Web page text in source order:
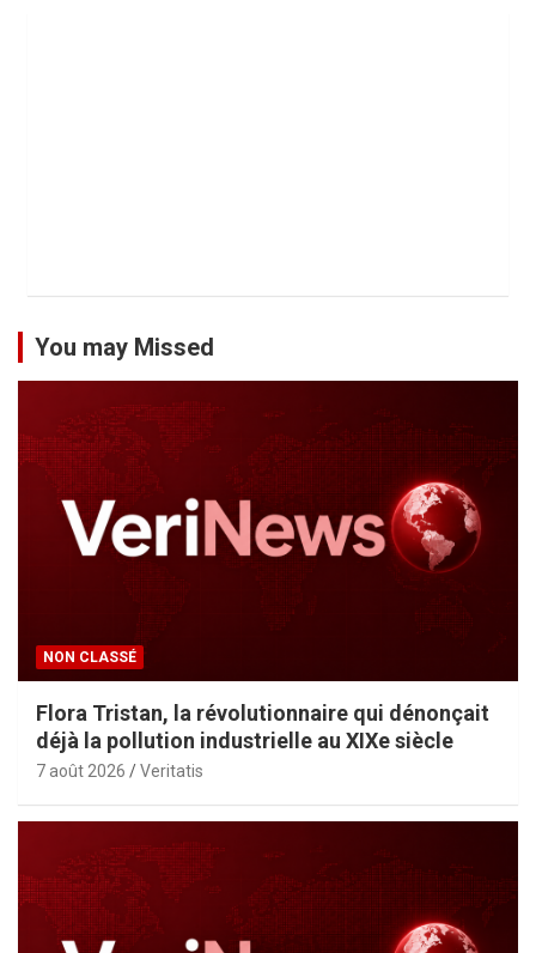
You may Missed
NON CLASSÉ
Flora Tristan, la révolutionnaire qui dénonçait
déjà la pollution industrielle au XIXe siècle
7 août 2026 Veritatis